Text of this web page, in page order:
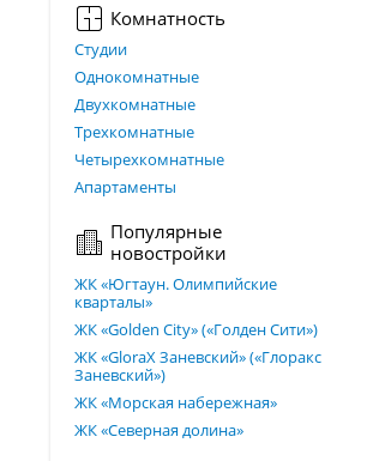
Комнатность
Студии
Однокомнатные
Двухкомнатные
Трехкомнатные
Четырехкомнатные
Апартаменты
Популярные
новостройки
ЖК «Югтаун. Олимпийские
кварталы»
ЖК «Golden City» («Голден Сити»)
ЖК «GloraX Заневский»​ («Глоракс
Заневский»)
ЖК «Морская набережная»
ЖК «Северная долина»